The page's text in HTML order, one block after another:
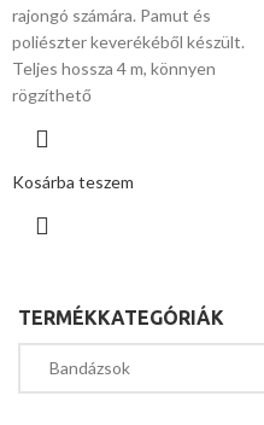
TERMÉKKATEGÓRIÁK
rajongó számára. Pamut és
poliészter keverékéből készült.
Teljes hossza 4 m, könnyen
rögzíthető
Kosárba teszem